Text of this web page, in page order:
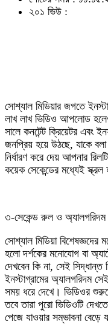
২০১ ভিউ :
সোশ্যাল মিডিয়ার জগতে
লাখ লাখ ভিডিও আপলোড
সালে কনটেন্ট ক্রিয়েটর এবং
জনপ্রিয় হয়ে উঠছে, যাকে
নির্ধারণ করে দেয় আপনার
কয়েক সেকেন্ডের মধ্যেই স্ক্রল
৩-সেকেন্ড রুল ও অ্যালগরিদম
সোশ্যাল মিডিয়া বিশেষজ্ঞদের
হলো দর্শকের মনোযোগ বা
দেখবেন কি না, সেই সিদ্ধান্ত
ইনস্টাগ্রামের অ্যালগরিদম
সময় ধরে দেখে। ভিডিওর
তবে তারা পুরো ভিডিওটি
পেজে যাওয়ার সম্ভাবনা বেড়ে